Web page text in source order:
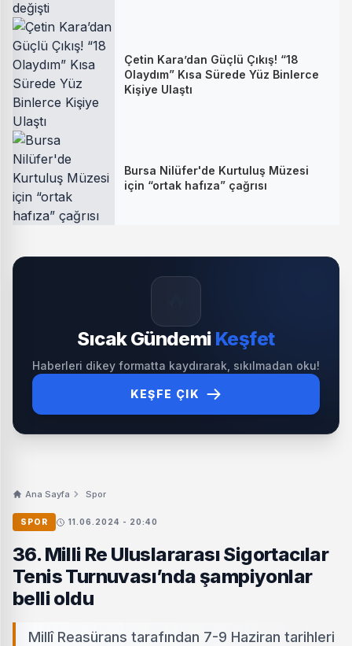
Çetin Kara’dan Güçlü Çıkış! “18
Olaydım” Kısa Sürede Yüz Binlerce
Kişiye Ulaştı
Bursa Nilüfer'de Kurtuluş Müzesi
için “ortak hafıza” çağrısı
Sıcak Gündemi Keşfet
Haberleri dikey formatta kaydırarak, sıkılmadan oku!
KEŞFE ÇIK
Ana Sayfa Spor
SPOR 11.06.2024 - 20:40
36. Milli Re Uluslararası Sigortacılar
Tenis Turnuvası’nda şampiyonlar
belli oldu
Millî Reasürans tarafından 7-9 Haziran tarihleri